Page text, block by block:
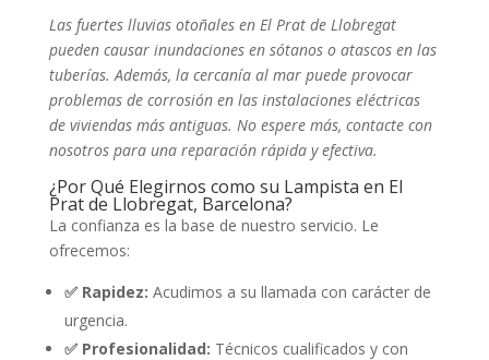
Las fuertes lluvias otoñales en El Prat de Llobregat
pueden causar inundaciones en sótanos o atascos en las
tuberías. Además, la cercanía al mar puede provocar
problemas de corrosión en las instalaciones eléctricas
de viviendas más antiguas. No espere más, contacte con
nosotros para una reparación rápida y efectiva.
¿Por Qué Elegirnos como su Lampista en El
Prat de Llobregat, Barcelona?
La confianza es la base de nuestro servicio. Le
ofrecemos:
✅ Rapidez: Acudimos a su llamada con carácter de
urgencia.
✅ Profesionalidad: Técnicos cualificados y con